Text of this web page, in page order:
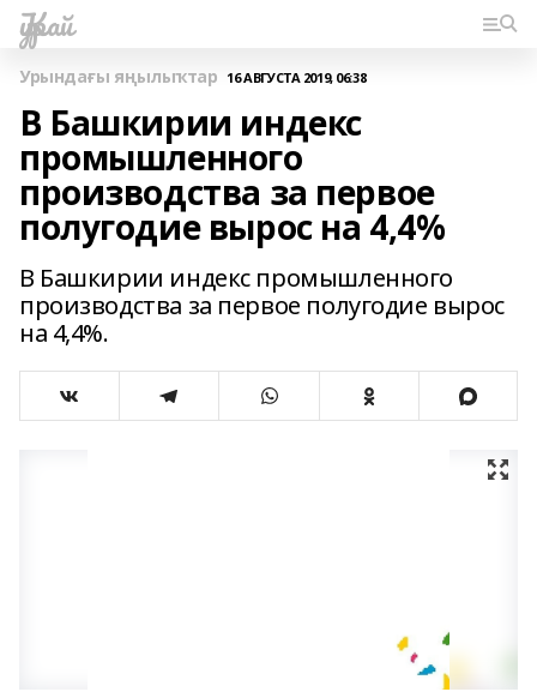
Ҡурай
Урындағы яңылыҡтар 16 АВГУСТА 2019, 06:38
В Башкирии индекс
промышленного
производства за первое
полугодие вырос на 4,4%
В Башкирии индекс промышленного
производства за первое полугодие вырос
на 4,4%.